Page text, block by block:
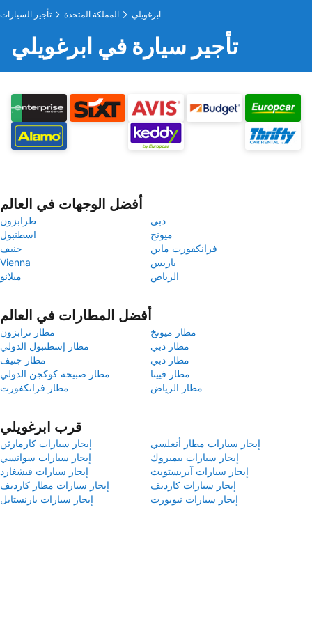
تأجير السيارات المملكة المتحدة ابرغويلي
تأجير سيارة في ابرغويلي
أفضل الوجهات في العالم
طرابزون
دبي
اسطنبول
ميونخ
جنيف
فرانكفورت ماين
Vienna
باريس
ميلانو
الرياض
أفضل المطارات في العالم
مطار ترابزون
مطار ميونخ
مطار إسطنبول الدولي
مطار دبي
مطار جنيف
مطار دبي
مطار صبيحة كوكجن الدولي
مطار فيينا
مطار فرانكفورت
مطار الرياض
قرب ابرغويلي
إيجار سيارات كارمارثن
إيجار سيارات مطار أنغلسي
إيجار سيارات سوانسي
إيجار سيارات بيمبروك
إيجار سيارات فيشغارد
إيجار سيارات آبريستويث
إيجار سيارات مطار كارديف
إيجار سيارات كارديف
إيجار سيارات بارنستابل
إيجار سيارات نيوبورت